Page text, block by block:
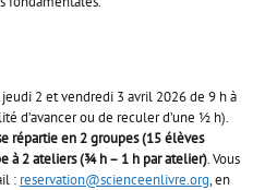
2 et vendredi 3 avril 2026 de 9 h à
d’avancer ou de reculer d’une ½ h).
répartie en 2 groupes (15 élèves
à 2 ateliers (¾ h – 1 h par atelier). Vous
: reservation@scienceenlivre.org, en